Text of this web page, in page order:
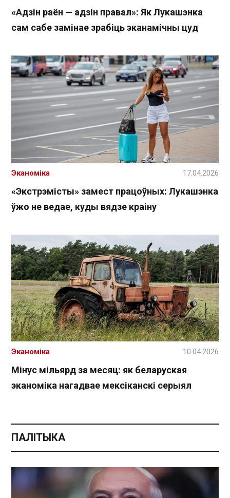
«Адзін раён — адзін правал»: Як Лукашэнка
сам сабе замінае зрабіць эканамічны цуд
«Экстрэмісты» замест працоўных: Лукашэнка
ўжо не ведае, куды вядзе краіну
Эканоміка 17.04.2026
Мінус мільярд за месяц: як беларуская
эканоміка нагадвае мексіканскі серыял
Эканоміка 10.04.2026
ПАЛІТЫКА